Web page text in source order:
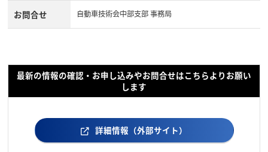
お問合せ 自動車技術会中部支部 事務局
最新の情報の確認・お申し込みやお問合せはこちらよりお願い
します
詳細情報（外部サイト）